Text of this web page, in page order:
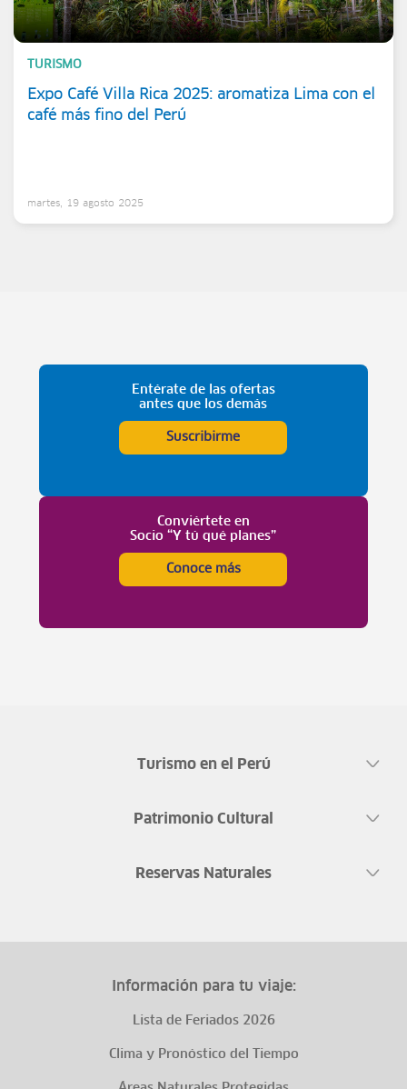
TURISMO
Expo Café Villa Rica 2025: aromatiza Lima con el
café más fino del Perú
martes, 19 agosto 2025
Entérate de las ofertas
antes que los demás
Suscribirme
Conviértete en
Socio “Y tú qué planes”
Conoce más
Turismo en el Perú
Patrimonio Cultural
Reservas Naturales
Información para tu viaje:
Lista de Feriados 2026
Clima y Pronóstico del Tiempo